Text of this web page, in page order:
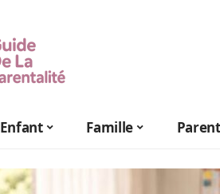
Enfant Famille